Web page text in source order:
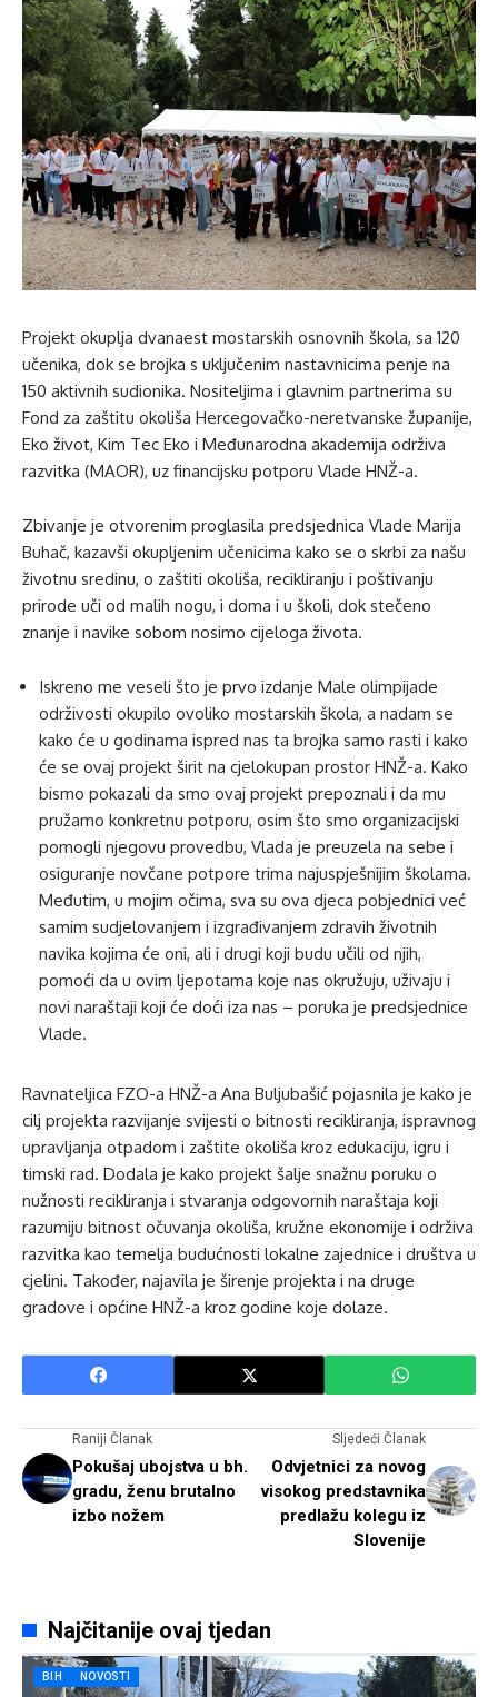
Projekt okuplja dvanaest mostarskih osnovnih škola, sa 120
učenika, dok se brojka s uključenim nastavnicima penje na
150 aktivnih sudionika. Nositeljima i glavnim partnerima su
Fond za zaštitu okoliša Hercegovačko-neretvanske županije,
Eko život, Kim Tec Eko i Međunarodna akademija održiva
razvitka (MAOR), uz financijsku potporu Vlade HNŽ-a.
Zbivanje je otvorenim proglasila predsjednica Vlade Marija
Buhač, kazavši okupljenim učenicima kako se o skrbi za našu
životnu sredinu, o zaštiti okoliša, recikliranju i poštivanju
prirode uči od malih nogu, i doma i u školi, dok stečeno
znanje i navike sobom nosimo cijeloga života.
Iskreno me veseli što je prvo izdanje Male olimpijade
održivosti okupilo ovoliko mostarskih škola, a nadam se
kako će u godinama ispred nas ta brojka samo rasti i kako
će se ovaj projekt širit na cjelokupan prostor HNŽ-a. Kako
bismo pokazali da smo ovaj projekt prepoznali i da mu
pružamo konkretnu potporu, osim što smo organizacijski
pomogli njegovu provedbu, Vlada je preuzela na sebe i
osiguranje novčane potpore trima najuspješnijim školama.
Međutim, u mojim očima, sva su ova djeca pobjednici već
samim sudjelovanjem i izgrađivanjem zdravih životnih
navika kojima će oni, ali i drugi koji budu učili od njih,
pomoći da u ovim ljepotama koje nas okružuju, uživaju i
novi naraštaji koji će doći iza nas – poruka je predsjednice
Vlade.
Ravnateljica FZO-a HNŽ-a Ana Buljubašić pojasnila je kako je
cilj projekta razvijanje svijesti o bitnosti recikliranja, ispravnog
upravljanja otpadom i zaštite okoliša kroz edukaciju, igru i
timski rad. Dodala je kako projekt šalje snažnu poruku o
nužnosti recikliranja i stvaranja odgovornih naraštaja koji
razumiju bitnost očuvanja okoliša, kružne ekonomije i održiva
razvitka kao temelja budućnosti lokalne zajednice i društva u
cjelini. Također, najavila je širenje projekta i na druge
gradove i općine HNŽ-a kroz godine koje dolaze.
Raniji Članak
Pokušaj ubojstva u bh.
gradu, ženu brutalno
izbo nožem
Sljedeći Članak
Odvjetnici za novog
visokog predstavnika
predlažu kolegu iz
Slovenije
Najčitanije ovaj tjedan
BIH NOVOSTI